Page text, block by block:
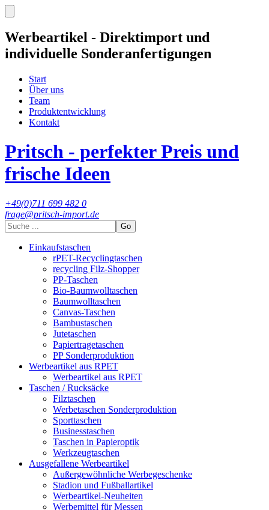
Werbeartikel - Direktimport und
individuelle Sonderanfertigungen
Start
Über uns
Team
Produktentwicklung
Kontakt
Pritsch - perfekter Preis und
frische Ideen
+49(0)711 699 482 0
frage@pritsch-import.de
Go
Einkaufstaschen
rPET-Recyclingtaschen
recycling Filz-Shopper
PP-Taschen
Bio-Baumwolltaschen
Baumwolltaschen
Canvas-Taschen
Bambustaschen
Jutetaschen
Papiertragetaschen
PP Sonderproduktion
Werbeartikel aus RPET
Werbeartikel aus RPET
Taschen / Rucksäcke
Filztaschen
Werbetaschen Sonderproduktion
Sporttaschen
Businesstaschen
Taschen in Papieroptik
Werkzeugtaschen
Ausgefallene Werbeartikel
Außergewöhnliche Werbegeschenke
Stadion und Fußballartikel
Werbeartikel-Neuheiten
Werbemittel für Messen